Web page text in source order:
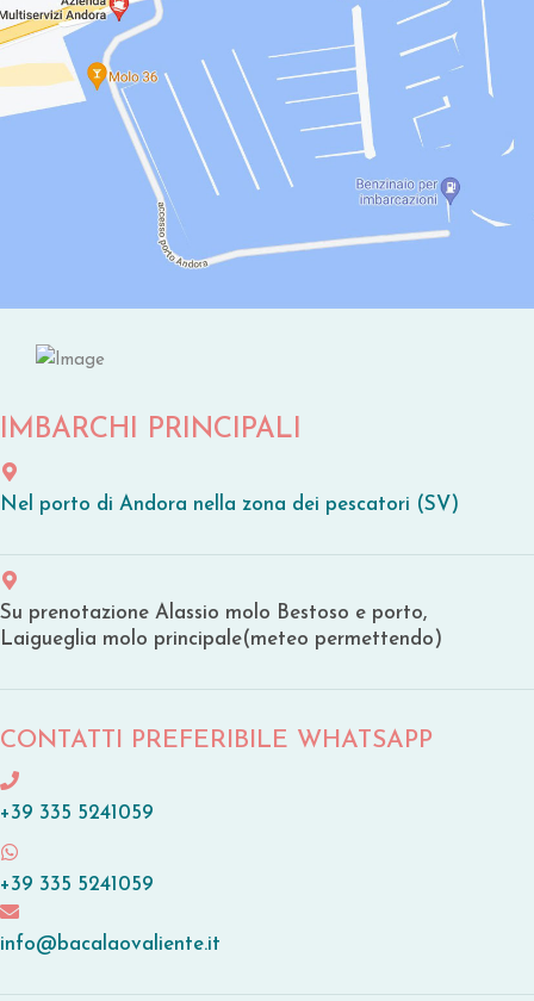
IMBARCHI PRINCIPALI
Nel porto di Andora nella zona dei pescatori (SV)
Su prenotazione Alassio molo Bestoso e porto,
Laigueglia molo principale(meteo permettendo)
CONTATTI PREFERIBILE WHATSAPP
+39 335 5241059
+39 335 5241059
info@bacalaovaliente.it